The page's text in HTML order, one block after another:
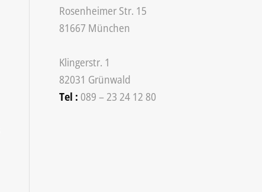
Rosenheimer Str. 15
81667 München
Klingerstr. 1
82031 Grünwald
Tel : 089 – 23 24 12 80